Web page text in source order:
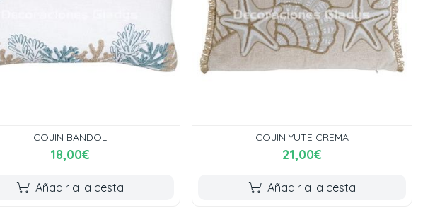
COJIN BANDOL
18,00€
Añadir a la cesta
COJIN YUTE CREMA
21,00€
Añadir a la cesta